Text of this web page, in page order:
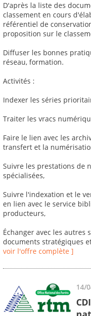
D'après la liste des
classement en cours
référentiel de
proposition sur le
Diffuser les bonnes
réseau, formation.
Activités :
Indexer les séries
Traiter les vracs
Faire le lien avec les
transfert et la
Suivre les prestations de
spécialisées,
Suivre l'indexation et le
en lien avec le service
producteurs,
Échanger avec les autres
documents stratégiques
voir l'offre complète ]
14/